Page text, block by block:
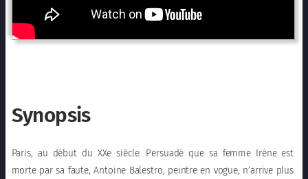
Synopsis
Paris, au début du XXe siècle. Persuadé que sa femme Irène est
morte par sa faute, Antoine Balestro, peintre en vogue, n’arrive plus